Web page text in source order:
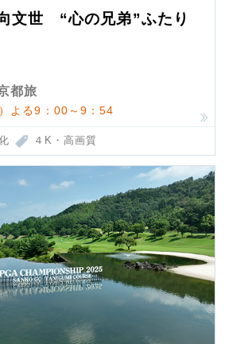
文世 “心の兄弟”ふたり
都旅
よる9：00～9：54
４K・高画質